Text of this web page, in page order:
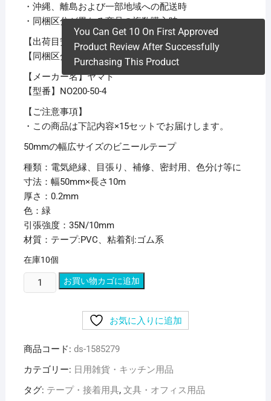
・沖縄、離島および一部地域への配送時
・同梱区分が異なる商品の複数購入時
【出荷目安】：
1 – 5営業日 ※土日・祝除く
【同梱区分】：
TS 1
【メーカー名】ヤマト
【型番】NO200-50-4
【ご注意事項】
・この商品は下記内容×15セットでお届けします。
50mmの幅広サイズのビニールテープ
種類：電気絶縁、目張り、補修、密封用、色分け等に
寸法：幅50mm×長さ10m
厚さ：0.2mm
色：緑
引張強度：35N/10mm
材質：テープ:PVC、粘着剤:ゴム系
在庫10個
You Can Get 10 On First Approved
Product Review After Successfully
Purchasing This Product
と
ト
ビ
ー
お買い物カゴに追加
お気に入りに追加
商品コード: ds-1585279
カテゴリー: 日用雑貨・キッチン用品
タグ: テープ・接着用具, 文具・オフィス用品